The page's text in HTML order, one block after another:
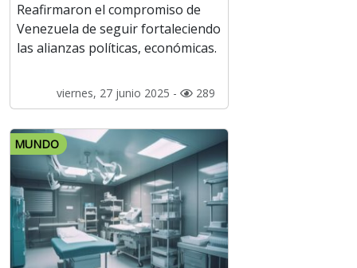
Reafirmaron el compromiso de
Venezuela de seguir fortaleciendo
las alianzas políticas, económicas.
viernes, 27 junio 2025 - 289
MUNDO